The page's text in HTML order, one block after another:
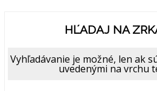
HĽADAJ NA
Vyhľadávanie je možné, len ak
uvedenými na vrchu